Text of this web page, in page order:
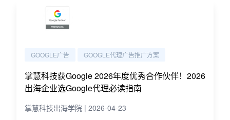
GOOGLE广告 GOOGLE代理广告推广方案
掌慧科技获Google 2026年度优秀合作伙伴！2026
出海企业选Google代理必读指南
掌慧科技出海学院 | 2026-04-23